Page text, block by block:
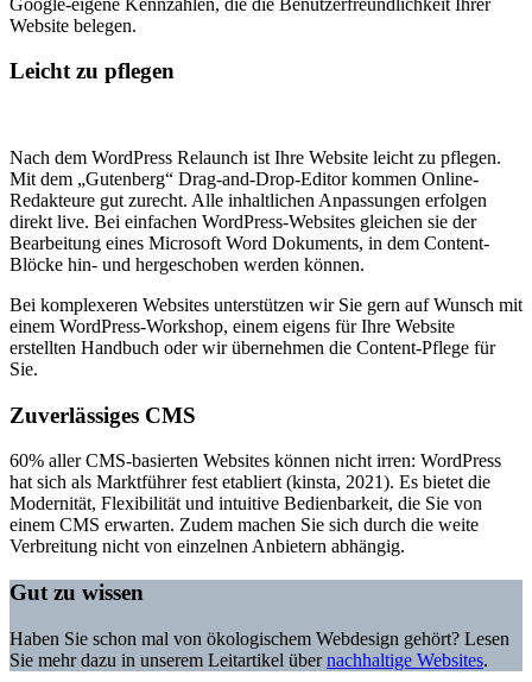
Website belegen.
Leicht zu pflegen
Nach dem WordPress Relaunch ist Ihre Website leicht zu pflegen.
Mit dem „Gutenberg“ Drag-and-Drop-Editor kommen Online-
Redakteure gut zurecht. Alle inhaltlichen Anpassungen erfolgen
direkt live. Bei einfachen WordPress-Websites gleichen sie der
Bearbeitung eines Microsoft Word Dokuments, in dem Content-
Blöcke hin- und hergeschoben werden können.
Bei komplexeren Websites unterstützen wir Sie gern auf Wunsch mit
einem WordPress-Workshop, einem eigens für Ihre Website
erstellten Handbuch oder wir übernehmen die Content-Pflege für
Sie.
Zuverlässiges CMS
60% aller CMS-basierten Websites können nicht irren: WordPress
hat sich als Marktführer fest etabliert (kinsta, 2021). Es bietet die
Modernität, Flexibilität und intuitive Bedienbarkeit, die Sie von
einem CMS erwarten. Zudem machen Sie sich durch die weite
Verbreitung nicht von einzelnen Anbietern abhängig.
Gut zu wissen
Haben Sie schon mal von ökologischem Webdesign gehört? Lesen
Sie mehr dazu in unserem Leitartikel übernachhaltige Websites.